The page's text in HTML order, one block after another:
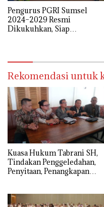
Pengurus PGRI Sumsel
2024–2029 Resmi
Dikukuhkan, Siap
Rekomendasi untuk
‎Kuasa Hukum Tabrani SH,
Tindakan Penggeledahan,
Penyitaan, Penangkapan
Melalui Mekanisme